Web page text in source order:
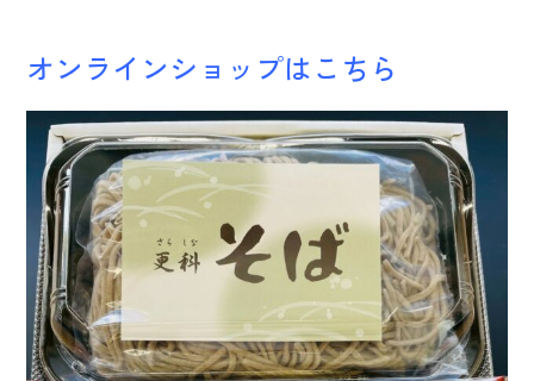
オンラインショップはこちら